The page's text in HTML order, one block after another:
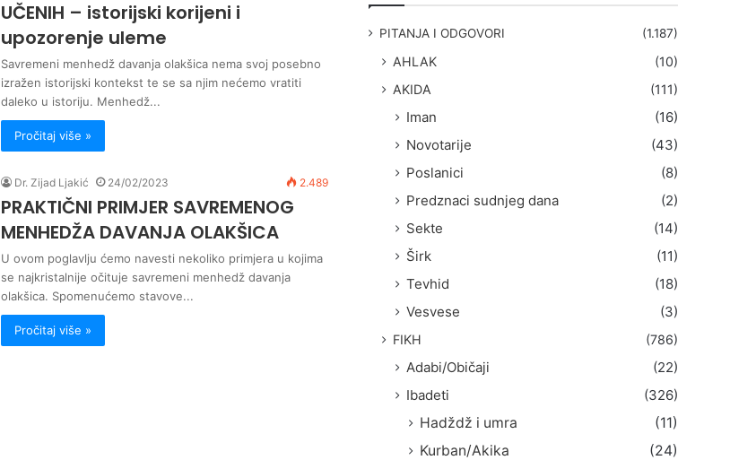
UČENIH – istorijski korijeni i
upozorenje uleme
Savremeni menhedž davanja olakšica nema svoj posebno
izražen istorijski kontekst te se sa njim nećemo vratiti
daleko u istoriju. Menhedž...
Pročitaj više »
Dr. Zijad Ljakić 24/02/2023 2.489
PRAKTIČNI PRIMJER SAVREMENOG
MENHEDŽA DAVANJA OLAKŠICA
U ovom poglavlju ćemo navesti nekoliko primjera u kojima
se najkristalnije očituje savremeni menhedž davanja
olakšica. Spomenućemo stavove...
Pročitaj više »
PITANJA I ODGOVORI (1.187)
AHLAK
(10)
AKIDA
(111)
Iman
(16)
Novotarije
(43)
Poslanici
(8)
Predznaci sudnjeg dana
(2)
Sekte
(14)
Širk
(11)
Tevhid
(18)
Vesvese
(3)
FIKH (786)
Adabi/Običaji
(22)
Ibadeti
(326)
Hadždž i umra
(11)
Kurban/Akika
(24)